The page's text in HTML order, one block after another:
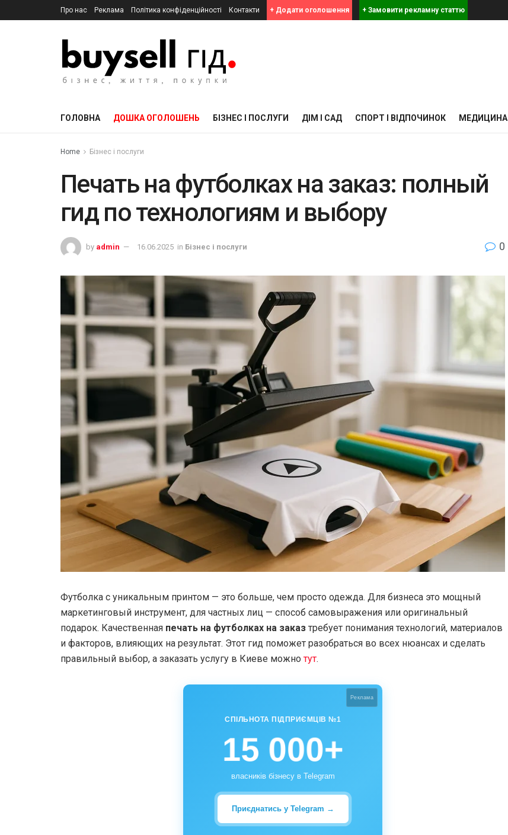
Про нас Реклама Політика конфіденційності Контакти + Додати оголошення + Замовити рекламну статтю
ГОЛОВНА ДОШКА ОГОЛОШЕНЬ БІЗНЕС І ПОСЛУГИ ДІМ І САД СПОРТ І ВІДПОЧИНОК МЕДИЦИНА
Home Бізнес і послуги
Печать на футболках на заказ: полный
гид по технологиям и выбору
by admin 16.06.2025 in Бізнес і послуги 0
Футболка с уникальным принтом — это больше, чем просто одежда. Для бизнеса это мощный
маркетинговый инструмент, для частных лиц — способ самовыражения или оригинальный
подарок. Качественная печать на футболках на заказ требует понимания технологий, материалов
и факторов, влияющих на результат. Этот гид поможет разобраться во всех нюансах и сделать
правильный выбор, а заказать услугу в Киеве можно тут.
Реклама
СПІЛЬНОТА ПІДПРИЄМЦІВ №1
15 000+
власників бізнесу в Telegram
Приєднатись у Telegram →